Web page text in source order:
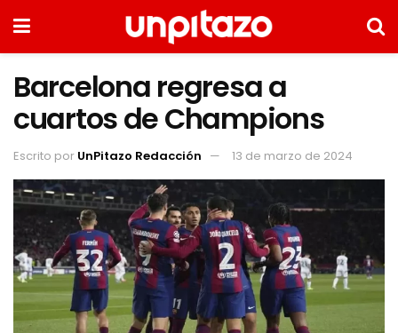
Barcelona regresa a
cuartos de Champions
Escrito por UnPitazo Redacción 13 de marzo de 2024